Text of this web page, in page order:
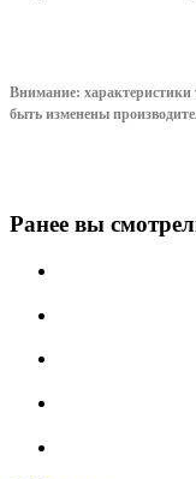
Внимание: характеристики
быть изменены
Ранее вы